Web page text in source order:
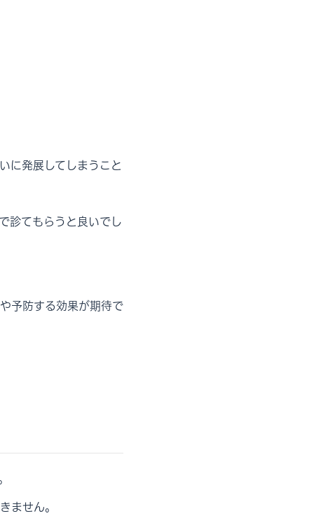
に発展してしまうこと
診てもらうと良いでし
予防する効果が期待で
ません。